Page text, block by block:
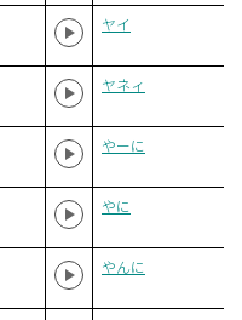
ヤイ
ヤネィ
やーに
やに
やんに